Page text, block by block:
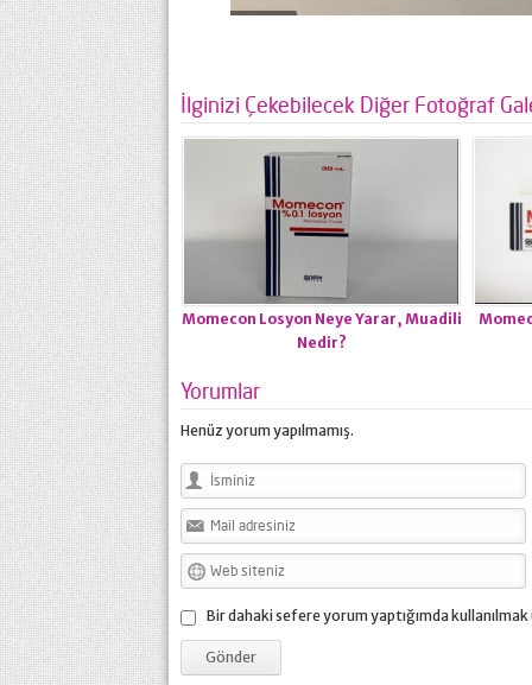
İlginizi Çekebilecek Diğer Fotoğraf
Momecon Losyon Neye Yarar, Muadili
Nedir?
Yorumlar
Henüz yorum yapılmamış.
Bir dahaki sefere yorum yaptığımda